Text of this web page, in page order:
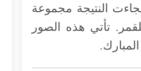
فجاءت النتيجة مجموعة
تأتي هذه الصور